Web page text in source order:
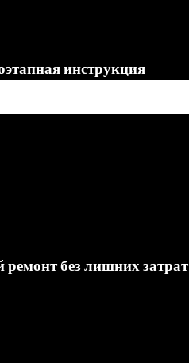
инструкция
без лишних затрат